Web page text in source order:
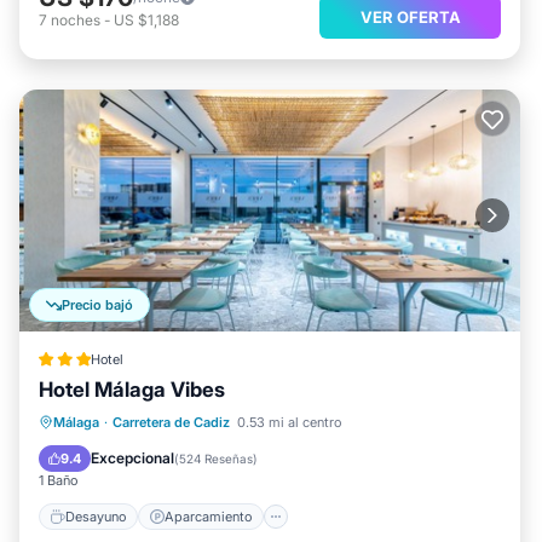
7 noches - US $1,188 VER OFERTA
Precio bajó
Hotel
Hotel Málaga Vibes
Málaga · Carretera de Cadiz 0.53 mi al centro
9.4 Excepcional(524 Reseñas)
1 Baño
Desayuno Aparcamiento
Desayuno Aparcamiento
Cocina